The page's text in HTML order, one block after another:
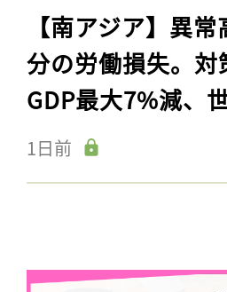
【南アジア】異
分の労働損失。
GDP最大7%減、
1日前